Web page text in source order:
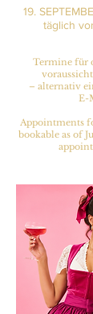
Termine für
– alternativ
E-
Appointments
bookable as of
19.
täglich